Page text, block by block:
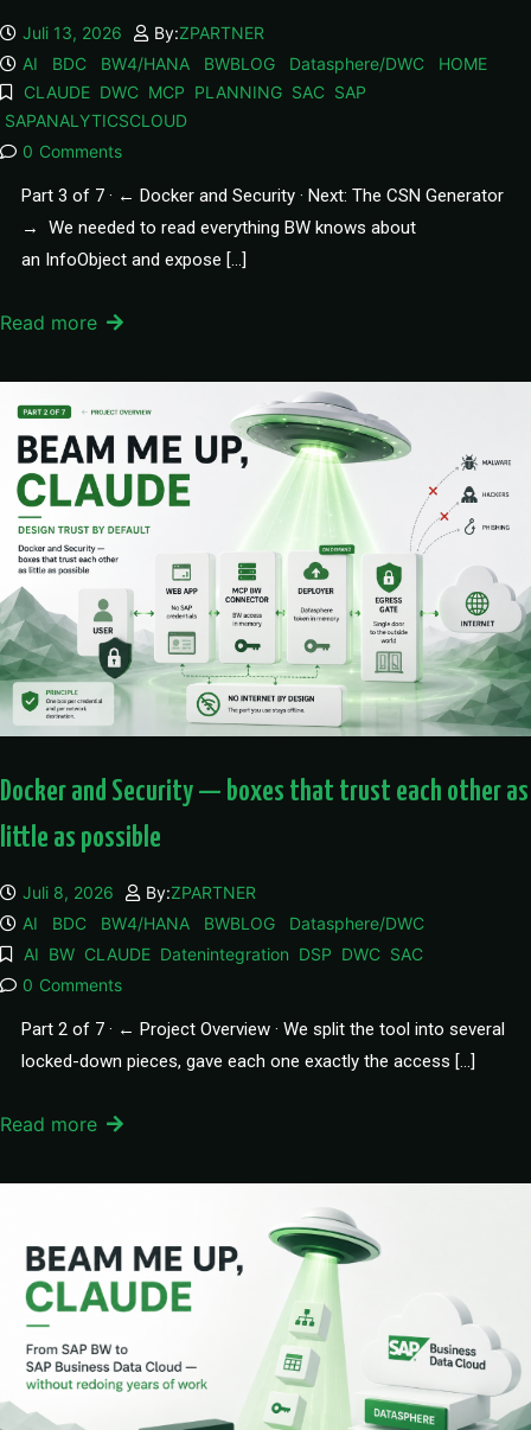
Juli 13, 2026 By:ZPARTNER
AI
BDC BW4/HANA BWBLOG Datasphere/DWC
HOME
CLAUDE DWC MCP PLANNING SAC SAP
SAPANALYTICSCLOUD
0 Comments
Part 3 of 7 · ← Docker and Security · Next: The CSN Generator
→ We needed to read everything BW knows about
an InfoObject and expose […]
Read more
Docker and Security — boxes that trust each other as
little as possible
Juli 8, 2026 By:ZPARTNER
AI
BDC BW4/HANA BWBLOG
Datasphere/DWC
AI BW CLAUDE Datenintegration DSP DWC SAC
0 Comments
Part 2 of 7 · ← Project Overview · We split the tool into several
locked-down pieces, gave each one exactly the access […]
Read more